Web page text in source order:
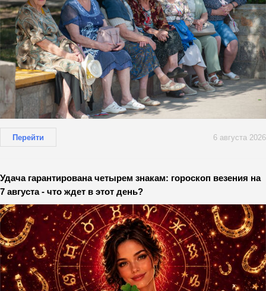
Перейти 6 августа 2026
Удача гарантирована четырем знакам: гороскоп везения на
7 августа - что ждет в этот день?